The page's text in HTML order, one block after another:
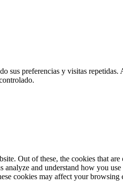
sus preferencias y visitas
Out of these, the cookies that
and understand how you
cookies may affect your browsing